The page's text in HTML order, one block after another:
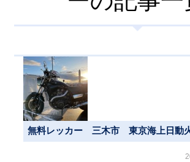
無料レッカー 三木市 東京海上日動